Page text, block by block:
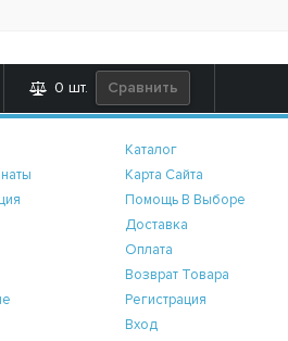
0 шт. Сравнить
Каталог
Карта Сайта
Помощь В Выборе
Доставка
Оплата
Возврат Товара
Регистрация
Вход